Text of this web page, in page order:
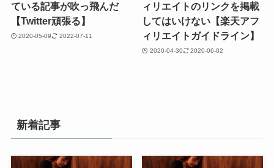
ている記事が吹っ飛んだ
【Twitter頑張る】
2020-05-09 2022-07-11
ィリエイトのリンクを掲載
してはいけない【楽天アフ
ィリエイトガイドライン】
2020-04-30 2020-06-02
新着記事